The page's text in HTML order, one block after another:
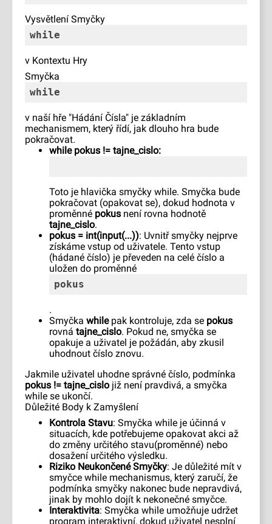
Vysvětlení Smyčky
while
v Kontextu Hry
Smyčka
while
v naší hře "Hádání Čísla" je základním
mechanismem, který řídí, jak dlouho hra bude
pokračovat.
while pokus != tajne_cislo:
Toto je hlavička smyčky while. Smyčka bude
pokračovat (opakovat se), dokud hodnota v
proměnné pokus není rovna hodnotě
tajne_cislo.
pokus = int(input(...)): Uvnitř smyčky nejprve
získáme vstup od uživatele. Tento vstup
(hádané číslo) je převeden na celé číslo a
uložen do proměnné
pokus
.
Smyčka whilepak kontroluje, zda se pokus
rovná tajne_cislo. Pokud ne, smyčka se
opakuje a uživatel je požádán, aby zkusil
uhodnout číslo znovu.
Jakmile uživatel uhodne správné číslo, podmínka
pokus != tajne_cislo již není pravdivá, a smyčka
while se ukončí.
Důležité Body k Zamyšlení
Kontrola Stavu: Smyčka while je účinná v
situacích, kde potřebujeme opakovat akci až
do změny určitého stavu(proměnné) nebo
dosažení určitého výsledku.
Riziko Neukončené Smyčky: Je důležité mít v
smyčce while mechanismus, který zaručí, že
podmínka smyčky nakonec bude nepravdivá,
jinak by mohlo dojít k nekonečné smyčce.
Interaktivita: Smyčka while umožňuje udržet
program interaktivní, dokud uživatel nesplní